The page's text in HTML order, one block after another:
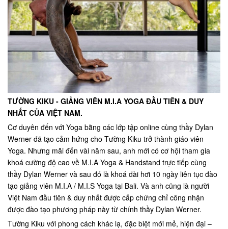
TƯỜNG KIKU - GIẢNG VIÊN M.I.A YOGA ĐẦU TIÊN & DUY
NHẤT CỦA VIỆT NAM.
Cơ duyên đến với Yoga bằng các lớp tập online cùng thầy Dylan
Werner đã tạo cảm hứng cho Tường Kiku trở thành giáo viên
Yoga. Nhưng mãi đến vài năm sau, anh mới có cơ hội tham gia
khoá cường độ cao về M.I.A Yoga & Handstand trực tiếp cùng
thầy Dylan Werner và sau đó là khoá dài hơi 10 ngày liên tục đào
tạo giảng viên M.I.A / M.I.S Yoga tại Bali. Và anh cũng là người
Việt Nam đầu tiên & duy nhất được cấp chứng chỉ công nhận
được đào tạo phương pháp này từ chính thầy Dylan Werner.
Tường Kiku với phong cách khác lạ, đặc biệt mới mẻ, hiện đại –